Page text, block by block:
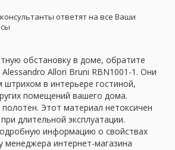
ответят на все Ваши
обстановку в доме, обратите
Allori Bruni RBN1001-1. Они
в интерьере гостиной,
помещений вашего дома.
Этот материал нетоксичен
длительной эксплуатации.
информацию о свойствах
менеджера интернет-магазина